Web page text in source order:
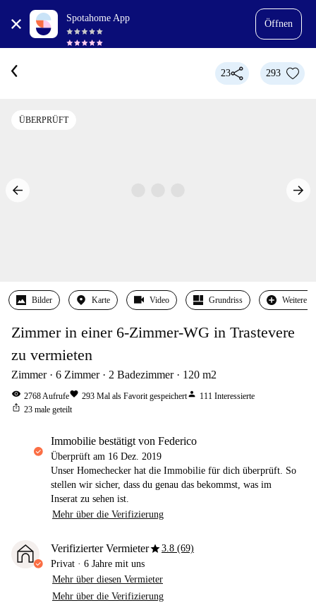
Spotahome App
Öffnen
23 293
ÜBERPRÜFT
Bilder Karte Video Grundriss Weitere
Zimmer in einer 6-Zimmer-WG in Trastevere
zu vermieten
Zimmer 6 Zimmer 2 Badezimmer 120 m2
visibility 2768Aufrufefavorite 293 Mal als Favorit gespeichertperson 111 Interessierte
ios_share 23 male geteilt
Immobilie bestätigt von Federico
Überprüft am 16 Dez. 2019
Unser Homechecker hat die Immobilie für dich überprüft. So
stellen wir sicher, dass du genau das bekommst, was im
Inserat zu sehen ist.
Mehr über die Verifizierung
Verifizierter Vermieterstar3.8 (69)
Privat · 6 Jahre mit uns
Mehr über diesen Vermieter
Mehr über die Verifizierung